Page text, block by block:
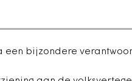
een bijzondere